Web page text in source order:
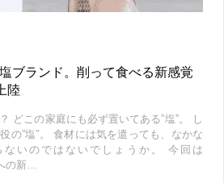
ブランド。削って食べる新感覚
陸
どこの家庭にも必ず置いてある”塩”。 し
の”塩”。 食材には気を遣っても、なかな
ないのではないでしょうか。 今回は
の新…